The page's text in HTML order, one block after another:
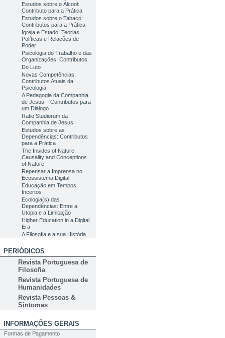
Estudos sobre o Álcool:
Contributo para a Prática
Estudos sobre o Tabaco:
Contributos para a Prática
Igreja e Estado: Teorias
Políticas e Relações de
Poder
Psicologia do Trabalho e das
Organizações: Contributos
Do Luto
Novas Competências:
Contributos Atuais da
Psicologia
A Pedagogia da Companhia
de Jesus – Contributos para
um Diálogo
Ratio Studiorum da
Companhia de Jesus
Estudos sobre as
Dependências: Contributos
para a Prática
The Insides of Nature:
Causality and Conceptions
of Nature
Repensar a Imprensa no
Ecossistema Digital
Educação em Tempos
Incertos
Ecologia(s) das
Dependências: Entre a
Utopia e a Limitação
Higher Education in a Digital
Era
A Filosofia e a sua História
PERIÓDICOS
Revista Portuguesa de
Filosofia
Revista Portuguesa de
Humanidades
Revista Pessoas &
Sintomas
INFORMAÇÕES GERAIS
Formas de Pagamento